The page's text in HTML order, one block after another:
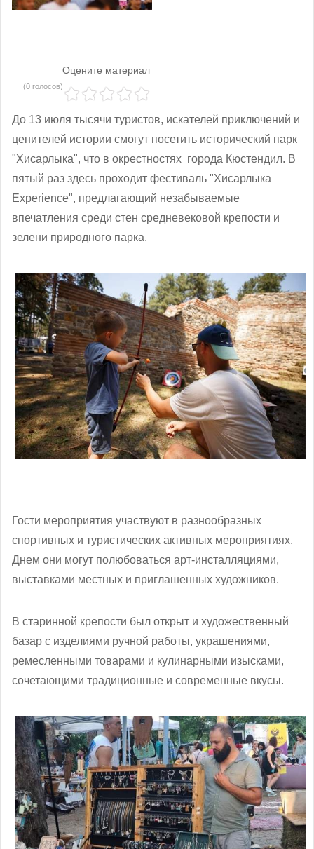
Оцените материал
(0 голосов)
До 13 июля тысячи туристов, искателей приключений и
ценителей истории смогут посетить исторический парк
"Хисарлыка", что в окрестностях города Кюстендил. В
пятый раз здесь проходит фестиваль "Хисарлыка
Experience", предлагающий незабываемые
впечатления среди стен средневековой крепости и
зелени природного парка.
Гости мероприятия участвуют в разнообразных
спортивных и туристических активных мероприятиях.
Днем они могут полюбоваться арт-инсталляциями,
выставками местных и приглашенных художников.
В старинной крепости был открыт и художественный
базар с изделиями ручной работы, украшениями,
ремесленными товарами и кулинарными изысками,
сочетающими традиционные и современные вкусы.